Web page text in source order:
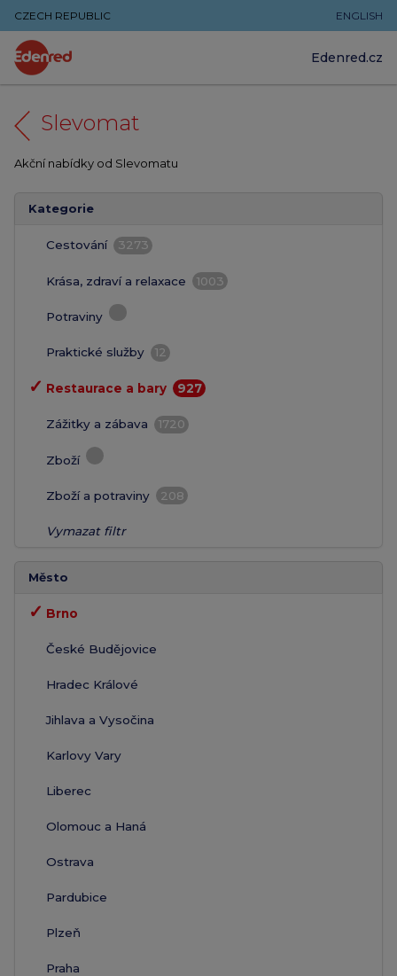
CZECH REPUBLIC ENGLISH
Edenred.cz
Slevomat
Akční nabídky od Slevomatu
Kategorie
Cestování 3273
Krása, zdraví a relaxace 1003
Potraviny
Praktické služby 12
✓ Restaurace a bary 927
Zážitky a zábava 1720
Zboží
Zboží a potraviny 208
Vymazat filtr
Město
✓ Brno
České Budějovice
Hradec Králové
Jihlava a Vysočina
Karlovy Vary
Liberec
Olomouc a Haná
Ostrava
Pardubice
Plzeň
Praha